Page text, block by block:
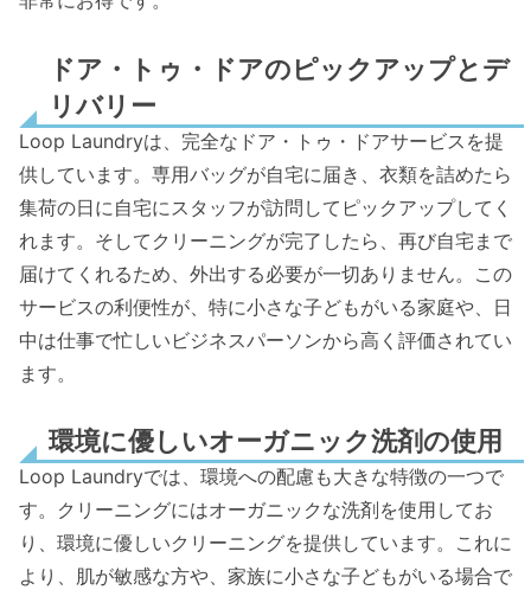
ドア・トゥ・ドアのピックアップとデ
リバリー
Loop Laundryは、完全なドア・トゥ・ドアサービスを提
供しています。専用バッグが自宅に届き、衣類を詰めたら
集荷の日に自宅にスタッフが訪問してピックアップしてく
れます。そしてクリーニングが完了したら、再び自宅まで
届けてくれるため、外出する必要が一切ありません。この
サービスの利便性が、特に小さな子どもがいる家庭や、日
中は仕事で忙しいビジネスパーソンから高く評価されてい
ます。
環境に優しいオーガニック洗剤の使用
Loop Laundryでは、環境への配慮も大きな特徴の一つで
す。クリーニングにはオーガニックな洗剤を使用してお
り、環境に優しいクリーニングを提供しています。これに
より、肌が敏感な方や、家族に小さな子どもがいる場合で